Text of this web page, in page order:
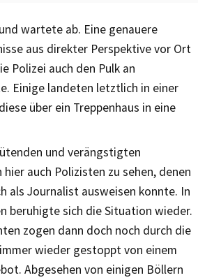
wartete ab. Eine genauere
aus direkter Perspektive vor Ort
Polizei auch den Pulk an
Einige landeten letztlich in einer
über ein Treppenhaus in eine
und verängstigten
auch Polizisten zu sehen, denen
als Journalist ausweisen konnte. In
beruhigte sich die Situation wieder.
zogen dann doch noch durch die
wieder gestoppt von einem
Abgesehen von einigen Böllern